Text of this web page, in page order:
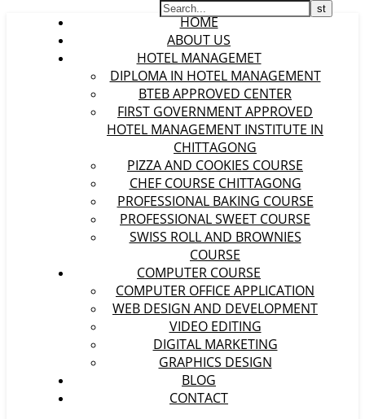
HOME
ABOUT US
HOTEL MANAGEMET
DIPLOMA IN HOTEL MANAGEMENT
BTEB APPROVED CENTER
FIRST GOVERNMENT APPROVED
HOTEL MANAGEMENT INSTITUTE IN
CHITTAGONG
PIZZA AND COOKIES COURSE
CHEF COURSE CHITTAGONG
PROFESSIONAL BAKING COURSE
PROFESSIONAL SWEET COURSE
SWISS ROLL AND BROWNIES
COURSE
COMPUTER COURSE
COMPUTER OFFICE APPLICATION
WEB DESIGN AND DEVELOPMENT
VIDEO EDITING
DIGITAL MARKETING
GRAPHICS DESIGN
BLOG
CONTACT